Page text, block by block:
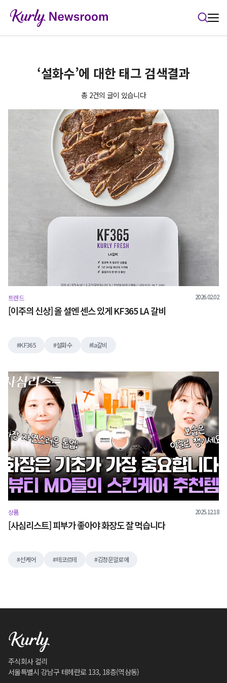
‘설화수’에 대한 태그 검색결과
총 2건의 글이 있습니다
트렌드 2026.02.02
[이주의 신상] 올 설엔 센스 있게 KF365 LA 갈비
KF365 설화수 la갈비
상품 2025.12.18
[사심리스트] 피부가 좋아야 화장도 잘 먹습니다
선케어 테코르테 김정문알로에
주식회사 컬리
서울특별시 강남구 테헤란로 133, 18층(역삼동)